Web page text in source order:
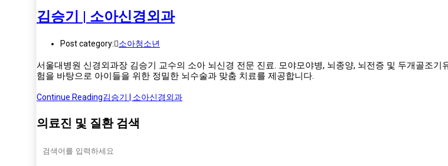
김승기 | 소아신경외과
Post category: 소아청소년
서울대병원 신경외과장 김승기 교수의 소아 뇌신경 전문 진료. 모야모야병, 뇌종양, 뇌전증 및 두개골조
험을 바탕으로 아이들을 위한 정밀한 뇌수술과 맞춤 치료를 제공합니다.
Continue Reading김승기 | 소아신경외과
의료진 및 질환 검색